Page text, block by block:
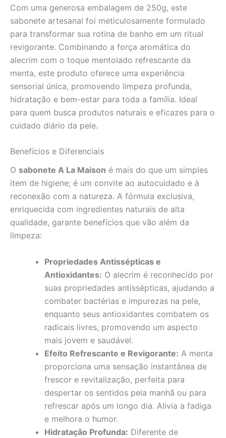
Com uma generosa embalagem de 250g, este
sabonete artesanal foi meticulosamente formulado
para transformar sua rotina de banho em um ritual
revigorante. Combinando a força aromática do
alecrim com o toque mentolado refrescante da
menta, este produto oferece uma experiência
sensorial única, promovendo limpeza profunda,
hidratação e bem-estar para toda a família. Ideal
para quem busca produtos naturais e eficazes para o
cuidado diário da pele.
Benefícios e Diferenciais
O sabonete A La Maison é mais do que um simples
item de higiene; é um convite ao autocuidado e à
reconexão com a natureza. A fórmula exclusiva,
enriquecida com ingredientes naturais de alta
qualidade, garante benefícios que vão além da
limpeza:
Propriedades Antissépticas e
Antioxidantes: O alecrim é reconhecido por
suas propriedades antissépticas, ajudando a
combater bactérias e impurezas na pele,
enquanto seus antioxidantes combatem os
radicais livres, promovendo um aspecto
mais jovem e saudável.
Efeito Refrescante e Revigorante: A menta
proporciona uma sensação instantânea de
frescor e revitalização, perfeita para
despertar os sentidos pela manhã ou para
refrescar após um longo dia. Alivia a fadiga
e melhora o humor.
Hidratação Profunda: Diferente de